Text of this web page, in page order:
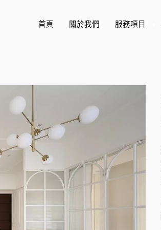
首頁 關於我們 服務項目